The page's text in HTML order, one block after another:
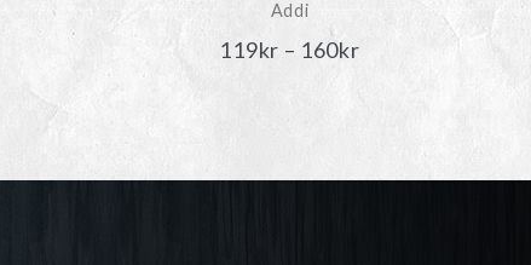
Addi
119kr – 160krPrisintervall: